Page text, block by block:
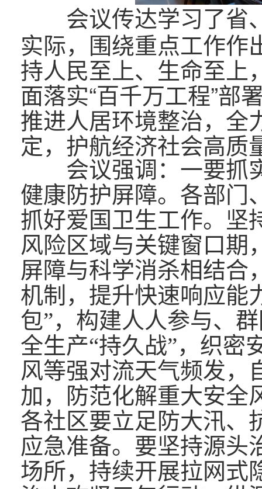
会议传达学习了省
实际，围绕重点工作作
持人民至上、生命至上
面落实“百千万工程”部
推进人居环境整治，全
定，护航经济社会高质
会议强调：一要抓
健康防护屏障。各部门
抓好爱国卫生工作。坚
风险区域与关键窗口期
屏障与科学消杀相结合
机制，提升快速响应能
包”，构建人人参与、
全生产“持久战”，织密
风等强对流天气频发，
加，防范化解重大安全
各社区要立足防大汛、
应急准备。要坚持源头
场所，持续开展拉网式